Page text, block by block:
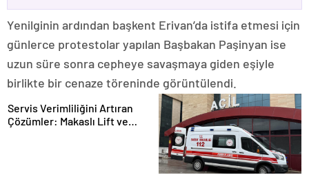
Yenilginin ardından başkent Erivan’da istifa etmesi için
günlerce protestolar yapılan Başbakan Paşinyan ise
uzun süre sonra cepheye savaşmaya giden eşiyle
birlikte bir cenaze töreninde görüntülendi.
Servis Verimliliğini Artıran
Çözümler: Makaslı Lift ve